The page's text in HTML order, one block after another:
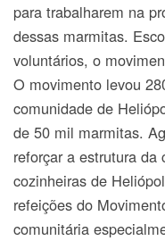
para trabalharem na
dessas marmitas.
voluntários, o
O movimento levou
comunidade de
de 50 mil marmitas.
reforçar a estrutura da
cozinheiras de
refeições do
comunitária